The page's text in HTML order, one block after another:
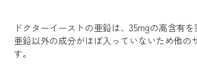
ドクターイーストの亜鉛は、35mgの高含有を
亜鉛以外の成分がほぼ入っていないため他の
す。